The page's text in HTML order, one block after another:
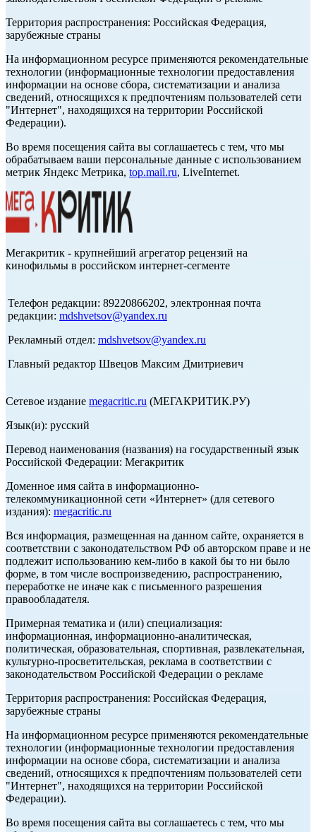
Территория распространения: Российская Федерация,
зарубежные страны
На информационном ресурсе применяются рекомендательные
технологии (информационные технологии предоставления
информации на основе сбора, систематизации и анализа
сведений, относящихся к предпочтениям пользователей сети
"Интернет", находящихся на территории Российской
Федерации).
Во время посещения сайта вы соглашаетесь с тем, что мы
обрабатываем ваши персональные данные с использованием
метрик Яндекс Метрика, top.mail.ru, LiveInternet.
Мегакритик - крупнейший агрегатор рецензий на
кинофильмы в российском интернет-сегменте
Телефон редакции: 89220866202, электронная почта
редакции: mdshvetsov@yandex.ru
Рекламный отдел: mdshvetsov@yandex.ru
Главный редактор Швецов Максим Дмитриевич
Сетевое издание megacritic.ru (МЕГАКРИТИК.РУ)
Язык(и): русский
Перевод наименования (названия) на государственный язык
Российской Федерации: Мегакритик
Доменное имя сайта в информационно-
телекоммуникационной сети «Интернет» (для сетевого
издания): megacritic.ru
Вся информация, размещенная на данном сайте, охраняется в
соответствии с законодательством РФ об авторском праве и не
подлежит использованию кем-либо в какой бы то ни было
форме, в том числе воспроизведению, распространению,
переработке не иначе как с письменного разрешения
правообладателя.
Примерная тематика и (или) специализация:
информационная, информационно-аналитическая,
политическая, образовательная, спортивная, развлекательная,
культурно-просветительская, реклама в соответствии с
законодательством Российской Федерации о рекламе
Территория распространения: Российская Федерация,
зарубежные страны
На информационном ресурсе применяются рекомендательные
технологии (информационные технологии предоставления
информации на основе сбора, систематизации и анализа
сведений, относящихся к предпочтениям пользователей сети
"Интернет", находящихся на территории Российской
Федерации).
Во время посещения сайта вы соглашаетесь с тем, что мы